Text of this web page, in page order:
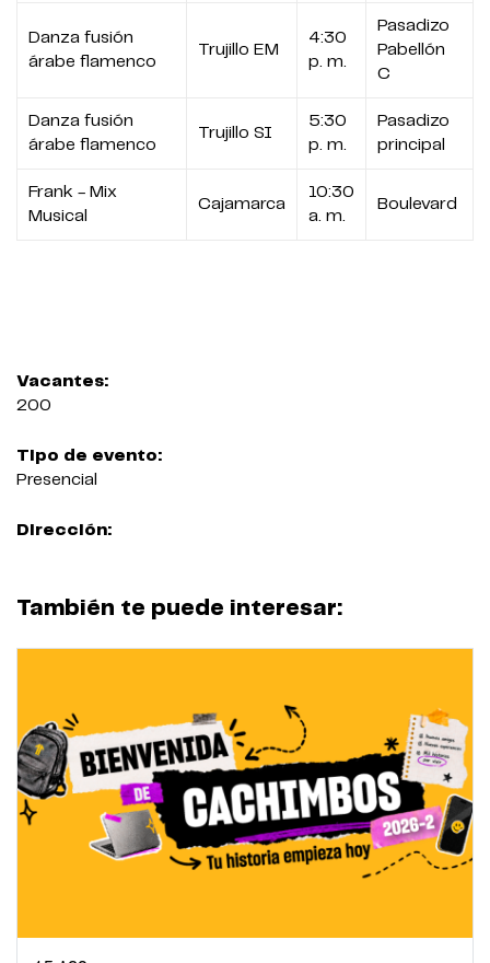
Danza fusión
árabe flamenco
Trujillo EM
4:30
p. m.
Pasadizo
Pabellón
C
Danza fusión
árabe flamenco
Trujillo SI
5:30
p. m.
Pasadizo
principal
Frank - Mix
Musical
Cajamarca
10:30
a. m.
Boulevard
Vacantes:
200
Tipo de evento:
Presencial
Dirección:
También te puede interesar: